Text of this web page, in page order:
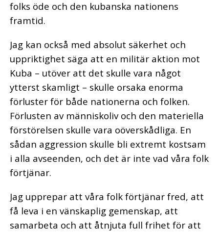
folks öde och den kubanska nationens
framtid.
Jag kan också med absolut säkerhet och
uppriktighet säga att en militär aktion mot
Kuba – utöver att det skulle vara något
ytterst skamligt – skulle orsaka enorma
förluster för både nationerna och folken.
Förlusten av människoliv och den materiella
förstörelsen skulle vara oöverskådliga. En
sådan aggression skulle bli extremt kostsam
i alla avseenden, och det är inte vad våra folk
förtjänar.
Jag upprepar att våra folk förtjänar fred, att
få leva i en vänskaplig gemenskap, att
samarbeta och att åtnjuta full frihet för att